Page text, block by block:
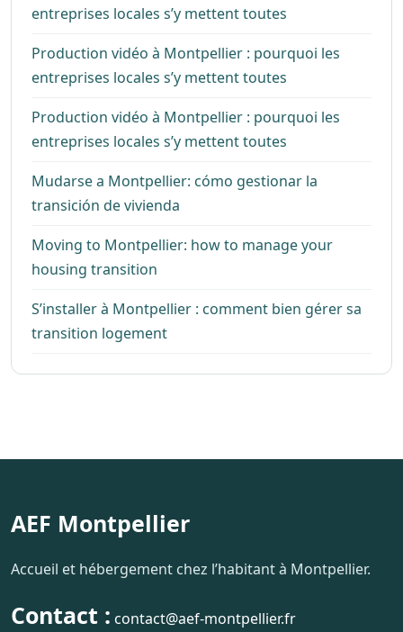
entreprises locales s’y mettent toutes
Production vidéo à Montpellier : pourquoi les
entreprises locales s’y mettent toutes
Production vidéo à Montpellier : pourquoi les
entreprises locales s’y mettent toutes
Mudarse a Montpellier: cómo gestionar la
transición de vivienda
Moving to Montpellier: how to manage your
housing transition
S’installer à Montpellier : comment bien gérer sa
transition logement
AEF Montpellier
Accueil et hébergement chez l’habitant à Montpellier.
Contact : contact@aef-montpellier.fr